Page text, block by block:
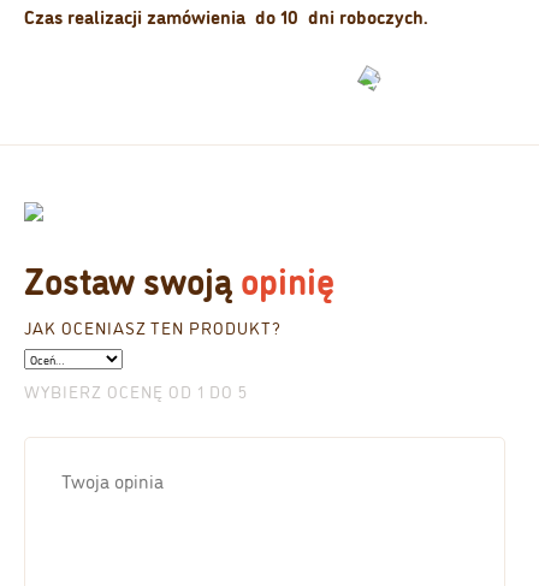
Czas realizacji zamówienia do 10 dni roboczych.
Zostaw swojąopinię
JAK OCENIASZ TEN PRODUKT?
WYBIERZ OCENĘ OD 1 DO 5